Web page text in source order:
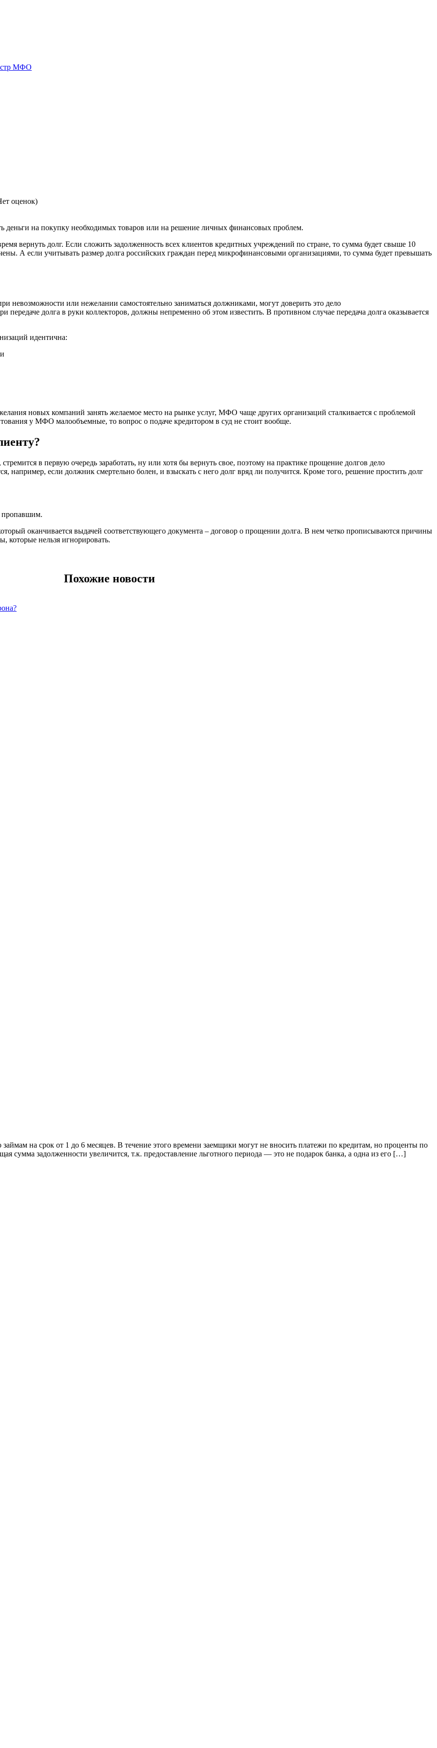
МФО
оценок)
деньги на покупку необходимых товаров или на решение личных финансовых проблем.
вернуть долг. Если сложить задолженность всех клиентов кредитных учреждений по стране, то сумма будет свыше 10
А если учитывать размер долга российских граждан перед микрофинансовыми организациями, то сумма будет превышать
невозможности или нежелании самостоятельно заниматься должниками, могут доверить это дело
долга в руки коллекторов, должны непременно об этом известить. В противном случае передача долга оказывается
идентична:
новых компаний занять желаемое место на рынке услуг, МФО чаще других организаций сталкивается с проблемой
у МФО малообъемные, то вопрос о подаче кредитором в суд не стоит вообще.
в первую очередь заработать, ну или хотя бы вернуть свое, поэтому на практике прощение долгов дело
например, если должник смертельно болен, и взыскать с него долг вряд ли получится. Кроме того, решение простить долг
пропавшим.
оканчивается выдачей соответствующего документа – договор о прощении долга. В нем четко прописываются причины
которые нельзя игнорировать.
Похожие новости
на срок от 1 до 6 месяцев. В течение этого времени заемщики могут не вносить платежи по кредитам, но проценты по
сумма задолженности увеличится, т.к. предоставление льготного периода — это не подарок банка, а одна из его […]